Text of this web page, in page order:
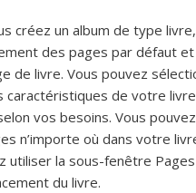
créez un album de type
des pages par défaut
de livre. Vous pouvez
caractéristiques de votre
vos besoins. Vous
n’importe où dans votre
utiliser la sous-fenêtre
du livre.